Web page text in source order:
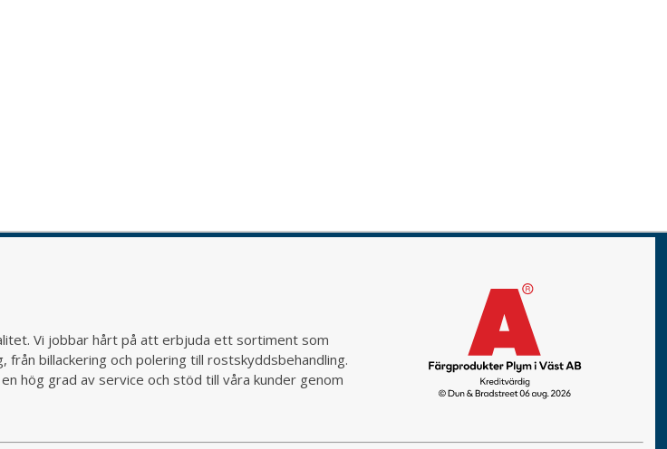
Vi jobbar hårt på att erbjuda ett sortiment som
billackering och polering till rostskyddsbehandling.
hög grad av service och stöd till våra kunder genom